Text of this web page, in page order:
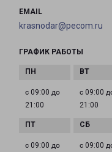
EMAIL
krasnodar@pecom.ru
ГРАФИК РАБОТЫ
с 09:00 до
21:00
с 09:00
21:00
с 09:00 до
с 09:00